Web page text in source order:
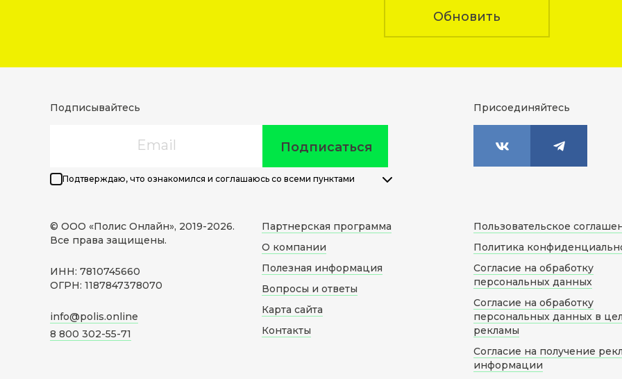
Обновить
Подписывайтесь
Подписаться
Подтверждаю, что ознакомился и соглашаюсь со всеми пунктами
Присоединяйтесь
© ООО «Полис Онлайн», 2019-2026.
Все права защищены.
ИНН: 7810745660
ОГРН: 1187847378070
info@polis.online
8 800 302-55-71
Партнерская программа
О компании
Полезная информация
Вопросы и ответы
Карта сайта
Контакты
Пользовательское
Политика
Согласие на обработку
персональных данных
Согласие на обработку
персональных данных в
рекламы
Согласие на получение
информации